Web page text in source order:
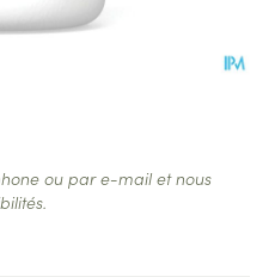
ou par e-mail et nous